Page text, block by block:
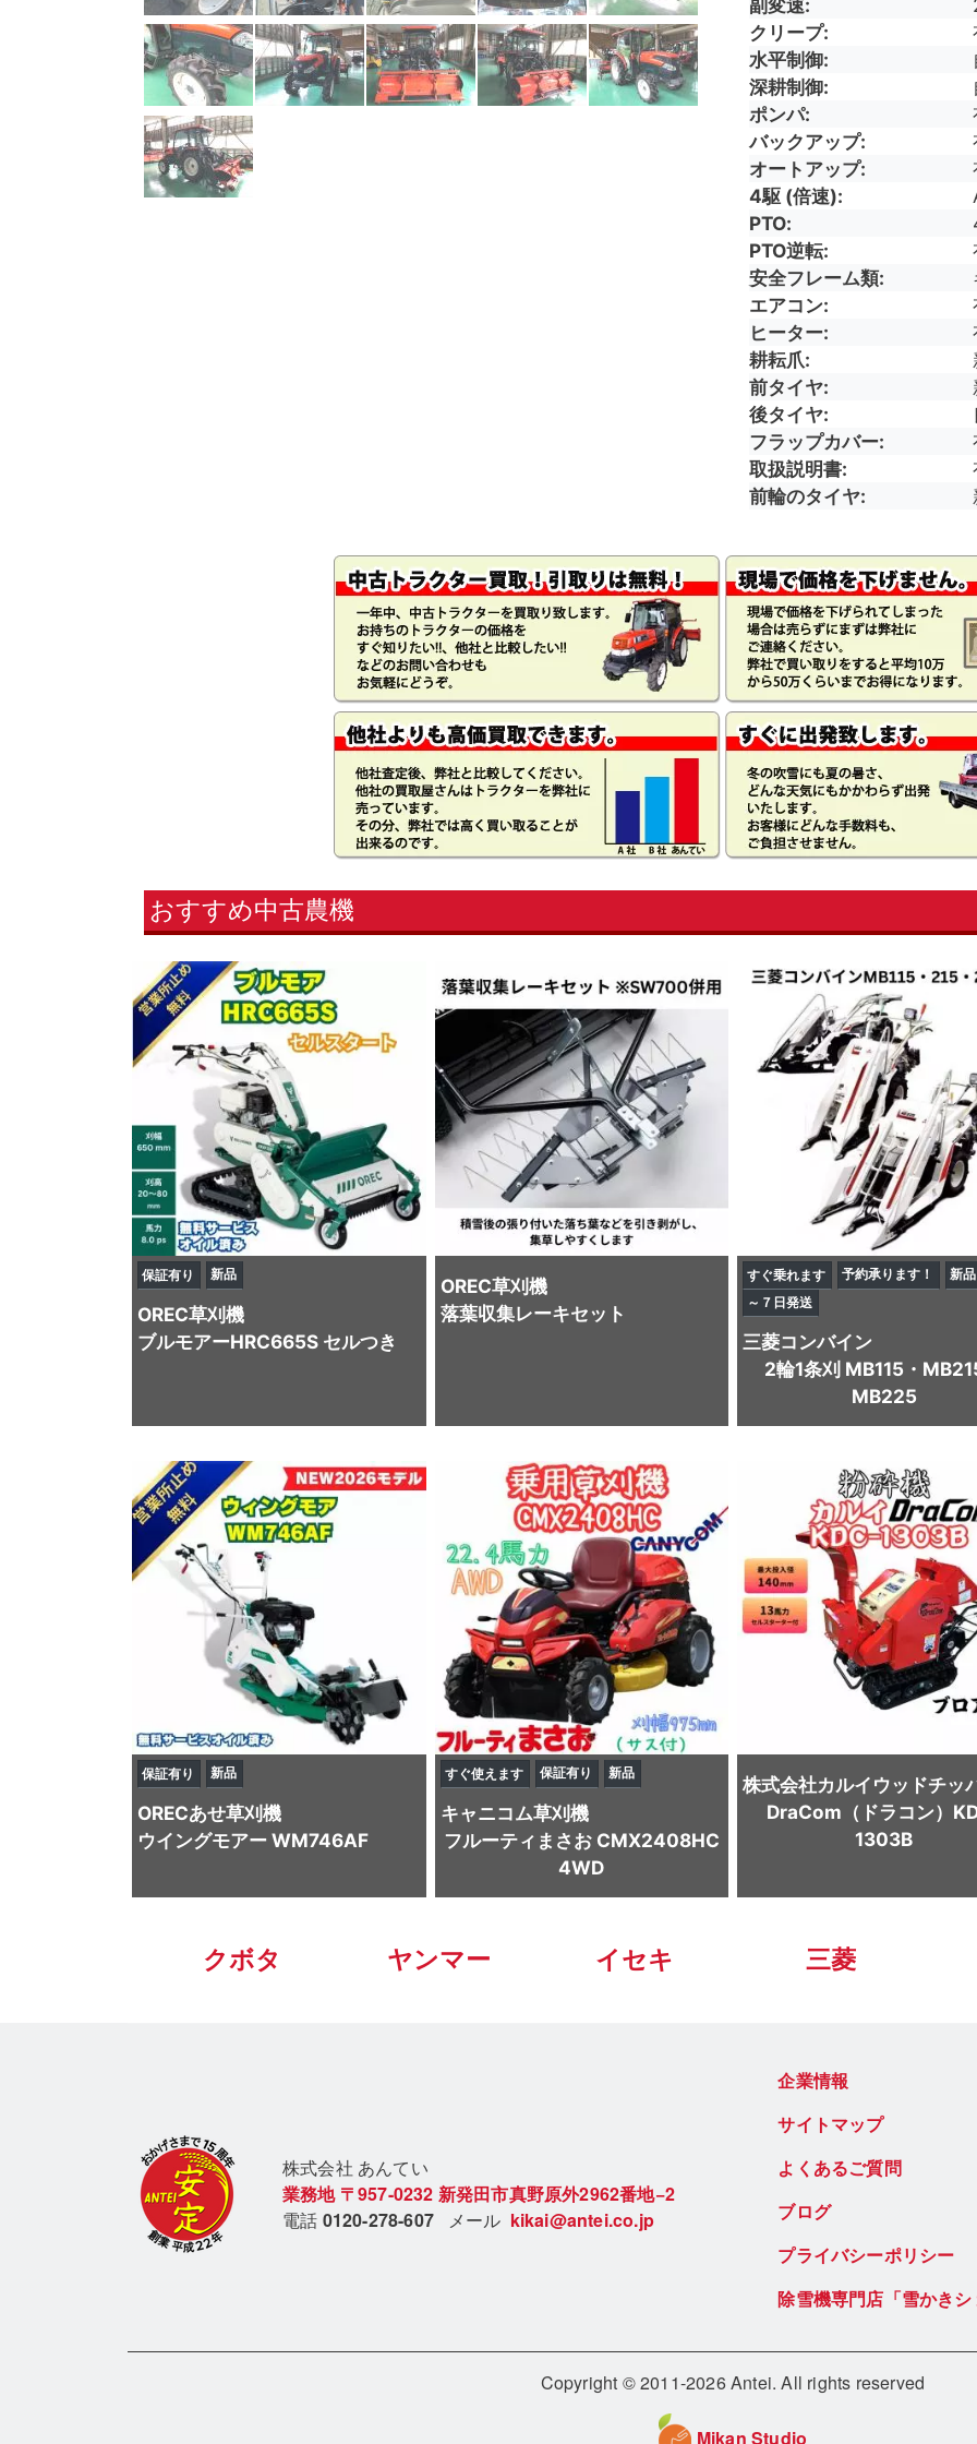
副変速
クリープ
水平制御
深耕制御
ポンパ
バックアップ
オートアップ
4駆 (倍速)
PTO
PTO逆転
安全フレーム類
エアコン
ヒーター
耕耘爪
前タイヤ
後タイヤ
フラップカバー
取扱説明書
前輪のタイヤ
おすすめ中古農機
保証有り 新品
OREC草刈機
ブルモアーHRC665S セルつき
OREC草刈機
落葉収集レーキセット
すぐ乗れます 予約承ります！
新品
～７日発送
三菱コンバイン
2輪1条刈 MB115・
MB225
保証有り 新品
ORECあせ草刈機
ウイングモアー WM746AF
すぐ使えます 保証有り 新品
キャニコム草刈機
フルーティまさお CMX2408HC
4WD
株式会社カルイウッドチッ
DraCom（ドラコン）
1303B
クボタ ヤンマー イセキ 三菱
株式会社 あんてい
業務地 〒957-0232 新発田市真野原外2962番地−2
電話 0120-278-607 メール kikai@antei.co.jp
企業情報
サイトマップ
よくあるご質問
ブログ
プライバシーポリシー
除雪機専門店「雪かき
Copyright © 2011-2026 Antei. All rights reserved
Mikan Studio